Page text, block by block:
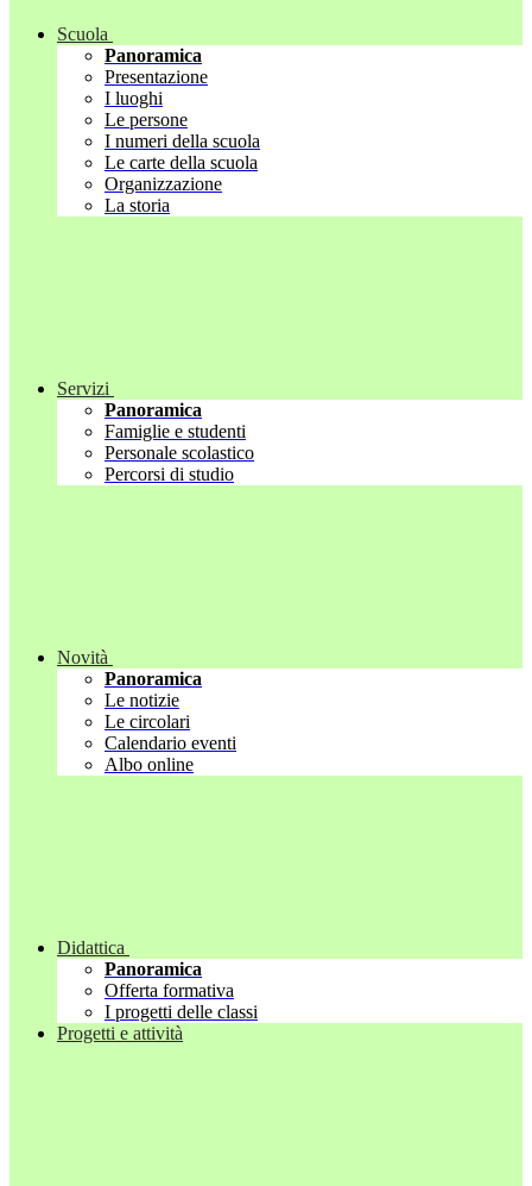
Scuola
Panoramica
Presentazione
I luoghi
Le persone
I numeri della scuola
Le carte della scuola
Organizzazione
La storia
Servizi
Panoramica
Famiglie e studenti
Personale scolastico
Percorsi di studio
Novità
Panoramica
Le notizie
Le circolari
Calendario eventi
Albo online
Didattica
Panoramica
Offerta formativa
I progetti delle classi
Progetti e attività